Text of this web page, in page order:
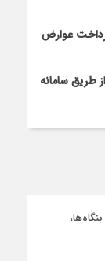
پرداخت عوارض
طریق سامانه